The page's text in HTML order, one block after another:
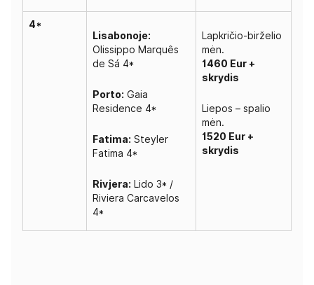
4*
Lisabonoje:
Olissippo Marquês
de Sá 4*
Porto: Gaia
Residence 4*
Fatima: Steyler
Fatima 4*
Rivjera: Lido 3* /
Riviera Carcavelos
4*
Lapkričio-birželio
mėn.
1460 Eur +
skrydis
Liepos – spalio
mėn.
1520 Eur +
skrydis